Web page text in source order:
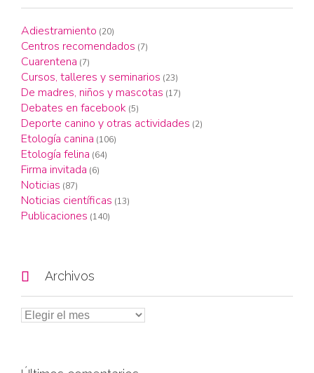
Adiestramiento (20)
Centros recomendados (7)
Cuarentena (7)
Cursos, talleres y seminarios (23)
De madres, niños y mascotas (17)
Debates en facebook (5)
Deporte canino y otras actividades (2)
Etología canina (106)
Etología felina (64)
Firma invitada (6)
Noticias (87)
Noticias científicas (13)
Publicaciones (140)
 Archivos